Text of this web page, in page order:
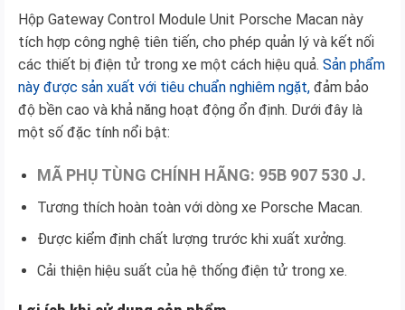
Hộp Gateway Control Module Unit Porsche Macan này
tích hợp công nghệ tiên tiến, cho phép quản lý và kết nối
các thiết bị điện tử trong xe một cách hiệu quả. Sản phẩm
này được sản xuất với tiêu chuẩn nghiêm ngặt, đảm bảo
độ bền cao và khả năng hoạt động ổn định. Dưới đây là
một số đặc tính nổi bật:
MÃ PHỤ TÙNG CHÍNH HÃNG: 95B 907 530 J.
Tương thích hoàn toàn với dòng xe Porsche Macan.
Được kiểm định chất lượng trước khi xuất xưởng.
Cải thiện hiệu suất của hệ thống điện tử trong xe.